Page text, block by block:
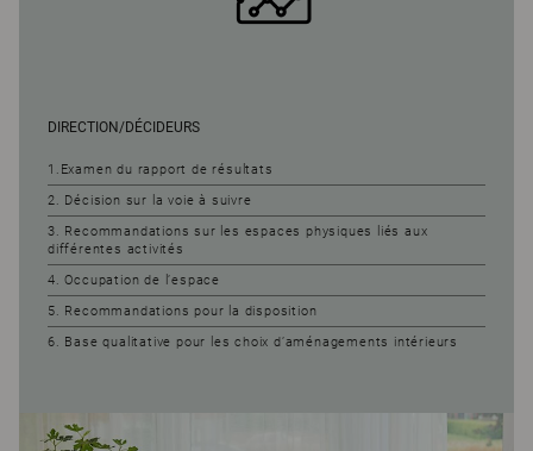
DIRECTION/DÉCIDEURS
1.Examen du rapport de résultats
2. Décision sur la voie à suivre
3. Recommandations sur les espaces physiques liés aux
différentes activités
4. Occupation de l’espace
5. Recommandations pour la disposition
6. Base qualitative pour les choix d’aménagements intérieurs